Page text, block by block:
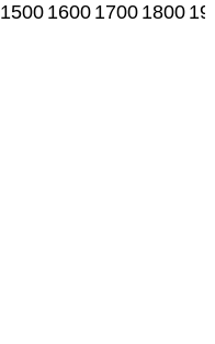
1500 1600 1700 1800